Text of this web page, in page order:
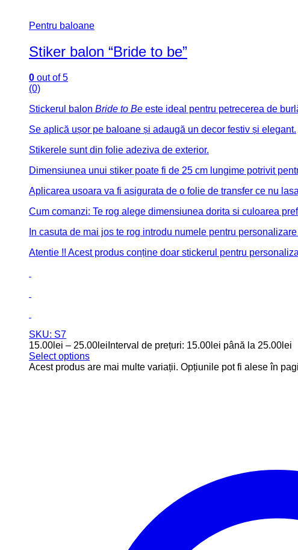
Pentru baloane
Stiker balon “Bride to be”
0 out of 5
(0)
Stickerul balon Bride to Be este ideal pentru petrecerea de
Se aplică ușor pe baloane și adaugă un decor festiv și elegant.
Stikerele sunt din folie adeziva de exterior.
Dimensiunea unui stiker poate fi de 25 cm lungime potrivit
Aplicarea usoara va fi asigurata de o folie de transfer ce nu
Cum comanzi: Te rog alege dimensiunea dorita si culoarea
In casuta de mai jos te rog introdu numele pentru
Atentie !! Acest produs conține doar stickerul pentru
SKU: S7
15.00 lei – 25.00 lei Interval de prețuri: 15.00lei până la 25.00lei
Select options
Acest produs are mai multe variații. Opțiunile pot fi alese în